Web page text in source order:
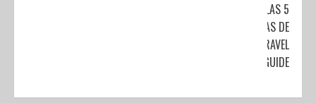
CON LAS 5
ESTRELLAS DE
FORBES TRAVEL
GUIDE